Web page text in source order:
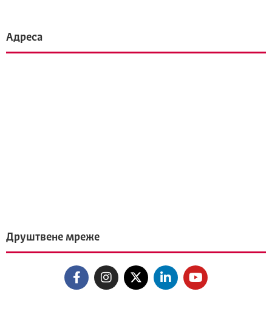
Адреса
Друштвене мреже